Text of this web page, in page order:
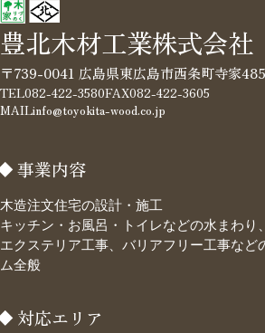
豊北木材工業株式会社
〒739-0041 広島県東広島市西条町寺家
TEL082-422-3580FAX082-422-3605
MAILinfo@toyokita-wood.co.jp
事業内容
木造注文住宅の設計・施工
キッチン・お風呂・トイレなどの水まわり
エクステリア工事、バリアフリー工事など
ム全般
対応エリア